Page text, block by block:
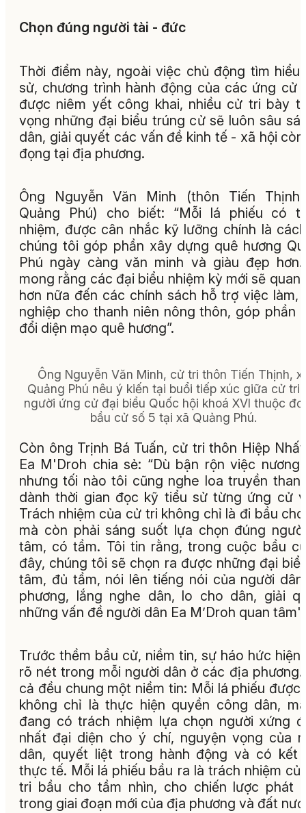
Chọn đúng người tài - đức
Thời điểm này, ngoài việc chủ động tìm hiểu
sử, chương trình hành động của các ứng cử
được niêm yết công khai, nhiều cử tri bày
vọng những đại biểu trúng cử sẽ luôn sâu
dân, giải quyết các vấn đề kinh tế - xã hội
đọng tại địa phương.
Ông Nguyễn Văn Minh (thôn Tiến
Quảng Phú) cho biết: “Mỗi lá phiếu có
nhiệm, được cân nhắc kỹ lưỡng chính là
chúng tôi góp phần xây dựng quê hương
Phú ngày càng văn minh và giàu đẹp hơn.
mong rằng các đại biểu nhiệm kỳ mới sẽ quan
hơn nữa đến các chính sách hỗ trợ việc làm,
nghiệp cho thanh niên nông thôn, góp phần
đổi diện mạo quê hương”.
Ông Nguyễn Văn Minh, cử tri thôn Tiến Thịnh,
Quảng Phú nêu ý kiến tại buổi tiếp xúc giữa cử tri
người ứng cử đại biểu Quốc hội khoá XVI thuộc
bầu cử số 5 tại xã Quảng Phú.
Còn ông Trịnh Bá Tuấn, cử tri thôn Hiệp
Ea M'Droh chia sẻ: “Dù bận rộn việc nương
nhưng tối nào tôi cũng nghe loa truyền
dành thời gian đọc kỹ tiểu sử từng ứng cử
Trách nhiệm của cử tri không chỉ là đi bầu
mà còn phải sáng suốt lựa chọn đúng
tâm, có tầm. Tôi tin rằng, trong cuộc bầu
đây, chúng tôi sẽ chọn ra được những đại
tâm, đủ tầm, nói lên tiếng nói của người
phương, lắng nghe dân, lo cho dân, giải
những vấn đề người dân Ea M’Droh quan tâm".
Trước thềm bầu cử, niềm tin, sự háo hức hiện
rõ nét trong mỗi người dân ở các địa
cả đều chung một niềm tin: Mỗi lá phiếu được
không chỉ là thực hiện quyền công dân,
đang có trách nhiệm lựa chọn người xứng
nhất đại diện cho ý chí, nguyện vọng của
dân, quyết liệt trong hành động và có kết
thực tế. Mỗi lá phiếu bầu ra là trách nhiệm
tri bầu cho tầm nhìn, cho chiến lược phát
trong giai đoạn mới của địa phương và đất